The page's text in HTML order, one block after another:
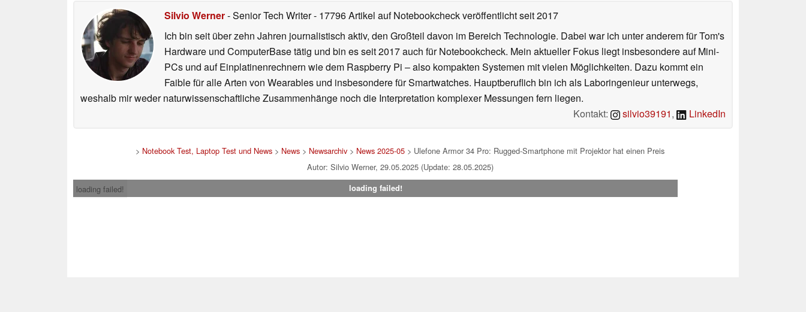
Silvio Werner- Senior Tech Writer- 17796 Artikel auf Notebookcheck veröffentlichtseit 2017
Ich bin seit über zehn Jahren journalistisch aktiv, den Großteil davon im Bereich Technologie. Dabei war ich unter anderem für Tom's
Hardware und ComputerBase tätig und bin es seit 2017 auch für Notebookcheck. Mein aktueller Fokus liegt insbesondere auf Mini-
PCs und auf Einplatinenrechnern wie dem Raspberry Pi – also kompakten Systemen mit vielen Möglichkeiten. Dazu kommt ein
Faible für alle Arten von Wearables und insbesondere für Smartwatches. Hauptberuflich bin ich als Laboringenieur unterwegs,
weshalb mir weder naturwissenschaftliche Zusammenhänge noch die Interpretation komplexer Messungen fern liegen.
Kontakt:
silvio39191, LinkedIn
> Notebook Test, Laptop Test und News > News > Newsarchiv > News 2025-05 > Ulefone Armor 34 Pro: Rugged-Smartphone mit Projektor hat einen Preis
Autor: Silvio Werner, 29.05.2025 (Update: 28.05.2025)
loading failed!
loading failed!